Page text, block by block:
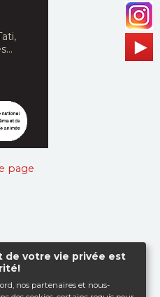
de votre vie privée est
nos partenaires et nous-
page